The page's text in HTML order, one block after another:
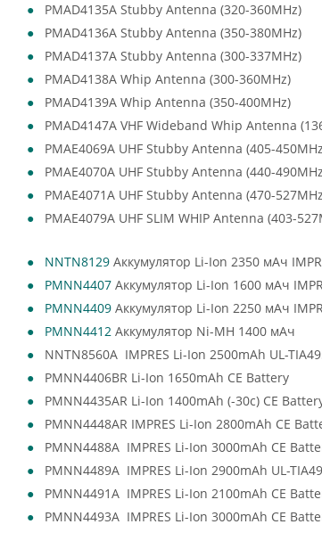
PMAD4135A Stubby Antenna (320-360MHz)
PMAD4136A Stubby Antenna (350-380MHz)
PMAD4137A Stubby Antenna (300-337MHz)
PMAD4138A Whip Antenna (300-360MHz)
PMAD4139A Whip Antenna (350-400MHz)
PMAD4147A VHF Wideband Whip Antenna
PMAE4069A UHF Stubby Antenna (405-
PMAE4070A UHF Stubby Antenna (440-
PMAE4071A UHF Stubby Antenna (470-
PMAE4079A UHF SLIM WHIP Antenna (403-
NNTN8129 Аккумулятор Li-Ion 2350 мАч
PMNN4407 Аккумулятор Li-Ion 1600 мАч
PMNN4409 Аккумулятор Li-Ion 2250 мАч
PMNN4412 Аккумулятор Ni-MH 1400 мАч
NNTN8560A IMPRES Li-Ion 2500mAh UL-
PMNN4406BR Li-Ion 1650mAh CE Battery
PMNN4435AR Li-Ion 1400mAh (-30c) CE
PMNN4448AR IMPRES Li-Ion 2800mAh CE
PMNN4488A IMPRES Li-Ion 3000mAh CE
PMNN4489A IMPRES Li-Ion 2900mAh UL-
PMNN4491A IMPRES Li-Ion 2100mAh CE
PMNN4493A IMPRES Li-Ion 3000mAh CE